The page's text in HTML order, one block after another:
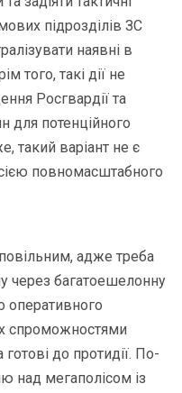
підрозділів ЗС
наявні в
того, такі дії не
Росгвардії та
для потенційного
такий варіант не є
повномасштабного
адже треба
через багатоешелонну
оперативного
спроможностями
готові до протидії. По-
над мегаполісом із